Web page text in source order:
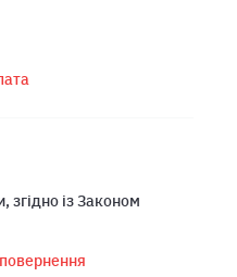
згідно із Законом